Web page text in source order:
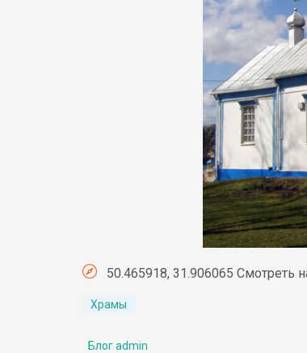
50.465918, 31.906065 Смотреть
Храмы
Блог admin